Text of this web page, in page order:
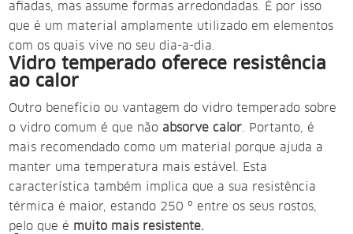
afiadas, mas assume formas arredondadas. É por isso
que é um material amplamente utilizado em elementos
com os quais vive no seu dia-a-dia.
Vidro temperado oferece resistência
ao calor
Outro benefício ou vantagem do vidro temperado sobre
o vidro comum é que não absorve calor. Portanto, é
mais recomendado como um material porque ajuda a
manter uma temperatura mais estável. Esta
característica também implica que a sua resistência
térmica é maior, estando 250 º entre os seus rostos,
pelo que é muito mais resistente.